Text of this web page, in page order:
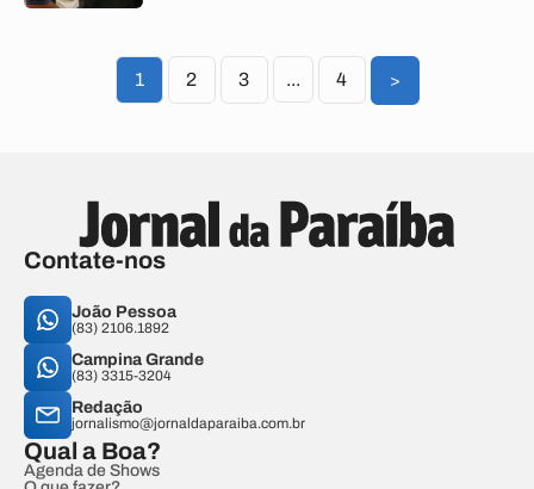
1 2 3 ... 4 >
Contate-nos
João Pessoa
(83) 2106.1892
Campina Grande
(83) 3315-3204
Redação
jornalismo@jornaldaparaiba.com.br
Qual a Boa?
Agenda de Shows